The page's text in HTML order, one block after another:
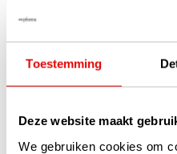
Toestemming
Deze website maakt
We gebruiken cookies om
lees verder
€55,00